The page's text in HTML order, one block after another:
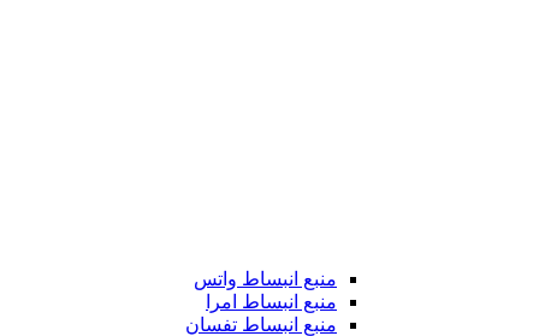
منبع انبساط واتس
منبع انبساط امرا
منبع انبساط تفسان